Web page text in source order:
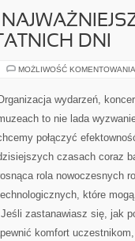
DNI
MOŻLIWOŚĆ KOMENTOWANIA
wydarzeń,
to nie lada
połączyć
czasach coraz
rola nowoczesnych
które
zastanawiasz się, jak
komfort